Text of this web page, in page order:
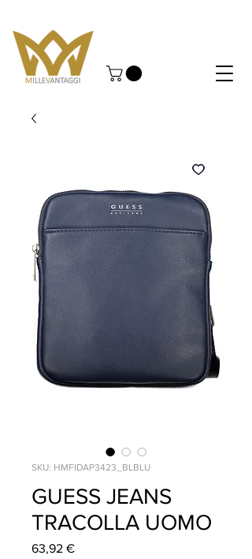
SKU: HMFIDAP3423_BLBLU
GUESS JEANS
TRACOLLA UOMO
63,92 €Prezzo